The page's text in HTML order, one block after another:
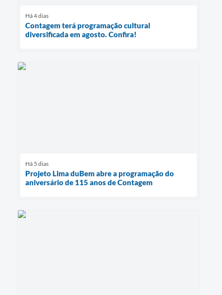
Há 4 dias
Contagem terá programação cultural
diversificada em agosto. Confira!
Há 5 dias
Projeto Lima duBem abre a programação do
aniversário de 115 anos de Contagem